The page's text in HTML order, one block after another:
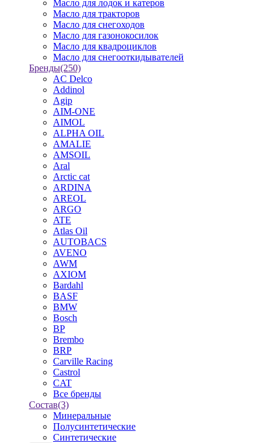
Масло для лодок и катеров
Масло для тракторов
Масло для снегоходов
Масло для газонокосилок
Масло для квадроциклов
Масло для снегооткидывателей
Бренды(250)
AC Delco
Addinol
Agip
AIM-ONE
AIMOL
ALPHA OIL
AMALIE
AMSOIL
Aral
Arctic cat
ARDINA
AREOL
ARGO
ATE
Atlas Oil
AUTOBACS
AVENO
AWM
AXIOM
Bardahl
BASF
BMW
Bosch
BP
Brembo
BRP
Carville Racing
Castrol
CAT
Все бренды
Состав(3)
Минеральные
Полусинтетические
Синтетические